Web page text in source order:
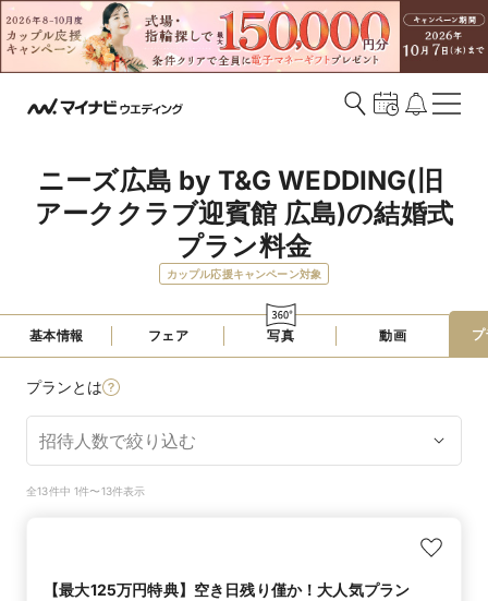
ニーズ広島 by T&G WEDDING(旧
アーククラブ迎賓館 広島)の結婚式
プラン料金
カップル応援キャンペーン対象
基本情報 フェア 写真 動画
プランとは
全13件中 1件〜13件表示
【最大125万円特典】空き日残り僅か！大人気プラン